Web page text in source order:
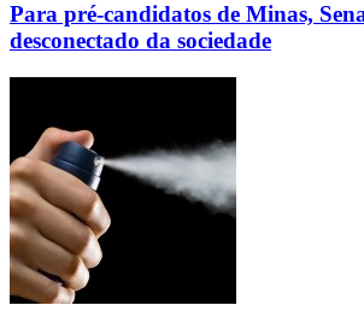
Para pré-candidatos de Minas,
desconectado da sociedade